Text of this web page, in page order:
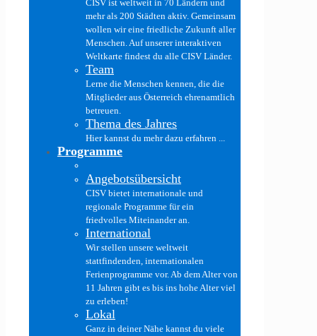
CISV ist weltweit in 70 Ländern und
mehr als 200 Städten aktiv. Gemeinsam
wollen wir eine friedliche Zukunft aller
Menschen. Auf unserer interaktiven
Weltkarte findest du alle CISV Länder.
Team
Lerne die Menschen kennen, die die
Mitglieder aus Österreich ehrenamtlich
betreuen.
Thema des Jahres
Hier kannst du mehr dazu erfahren ...
Programme
Angebotsübersicht
CISV bietet internationale und
regionale Programme für ein
friedvolles Miteinander an.
International
Wir stellen unsere weltweit
stattfindenden, internationalen
Ferienprogramme vor. Ab dem Alter von
11 Jahren gibt es bis ins hohe Alter viel
zu erleben!
Lokal
Ganz in deiner Nähe kannst du viele